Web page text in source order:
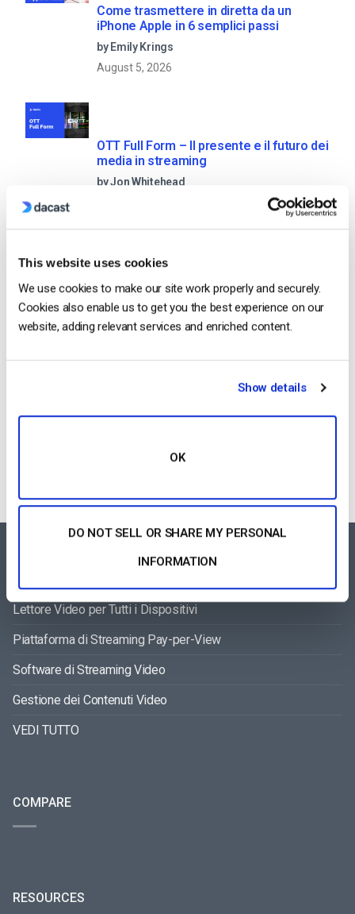
This website uses cookies
We use cookies to make our site work properly and securely.
Cookies also enable us to get you the best experience on our
website, adding relevant services and enriched content.
Show details
OK
DO NOT SELL OR SHARE MY PERSONAL
INFORMATION
Come trasmettere in diretta da un
iPhone Apple in 6 semplici passi
by Emily Krings
August 5, 2026
OTT Full Form – Il presente e il futuro dei
media in streaming
by Jon Whitehead
Aumentare il coinvolgimento dei
dipendenti con le comunicazioni
aziendali in live streaming
by Max Wilbert
Lettore Video per Tutti i Dispositivi
Piattaforma di Streaming Pay-per-View
Software di Streaming Video
Gestione dei Contenuti Video
VEDI TUTTO
COMPARE
RESOURCES